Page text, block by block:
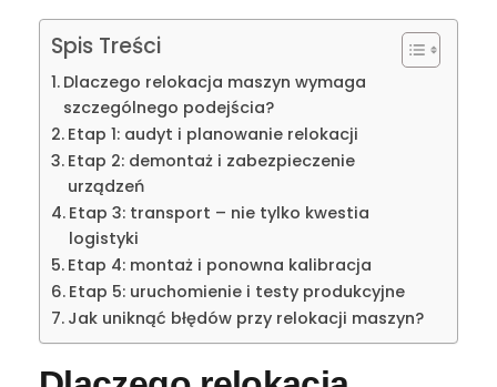
Spis Treści
Dlaczego relokacja maszyn wymaga
szczególnego podejścia?
Etap 1: audyt i planowanie relokacji
Etap 2: demontaż i zabezpieczenie
urządzeń
Etap 3: transport – nie tylko kwestia
logistyki
Etap 4: montaż i ponowna kalibracja
Etap 5: uruchomienie i testy produkcyjne
Jak uniknąć błędów przy relokacji maszyn?